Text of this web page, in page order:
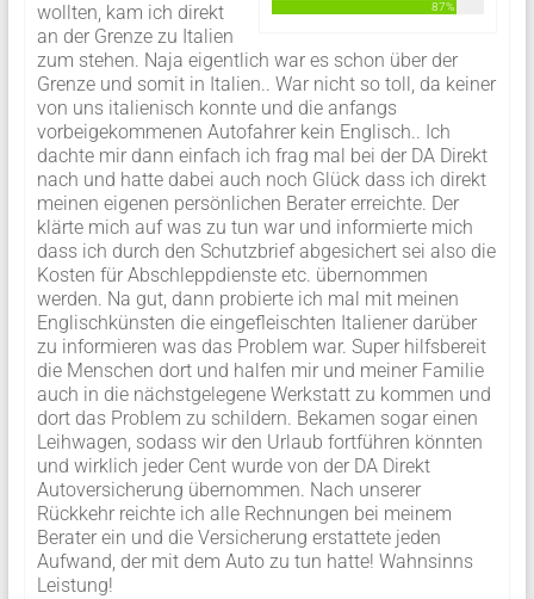
87%
wollten, kam ich direkt
an der Grenze zu Italien
zum stehen. Naja eigentlich war es schon über der
Grenze und somit in Italien.. War nicht so toll, da keiner
von uns italienisch konnte und die anfangs
vorbeigekommenen Autofahrer kein Englisch.. Ich
dachte mir dann einfach ich frag mal bei der DA Direkt
nach und hatte dabei auch noch Glück dass ich direkt
meinen eigenen persönlichen Berater erreichte. Der
klärte mich auf was zu tun war und informierte mich
dass ich durch den Schutzbrief abgesichert sei also die
Kosten für Abschleppdienste etc. übernommen
werden. Na gut, dann probierte ich mal mit meinen
Englischkünsten die eingefleischten Italiener darüber
zu informieren was das Problem war. Super hilfsbereit
die Menschen dort und halfen mir und meiner Familie
auch in die nächstgelegene Werkstatt zu kommen und
dort das Problem zu schildern. Bekamen sogar einen
Leihwagen, sodass wir den Urlaub fortführen könnten
und wirklich jeder Cent wurde von der DA Direkt
Autoversicherung übernommen. Nach unserer
Rückkehr reichte ich alle Rechnungen bei meinem
Berater ein und die Versicherung erstattete jeden
Aufwand, der mit dem Auto zu tun hatte! Wahnsinns
Leistung!